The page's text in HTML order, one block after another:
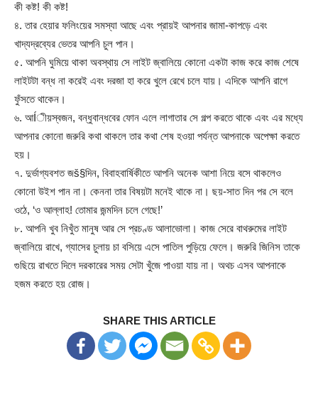
কী কষ্ট! কী কষ্ট!
৪. তার হেয়ার ফলিংয়ের সমস্যা আছে এবং প্রায়ই আপনার জামা-কাপড়ে এবং
খাদ্যদ্রব্যের ভেতর আপনি চুল পান।
৫. আপনি ঘুমিয়ে থাকা অবস্থায় সে লাইট জ্বালিয়ে কোনো একটা কাজ করে কাজ শেষে
লাইটটা বন্ধ না করেই এবং দরজা হা করে খুলে রেখে চলে যায়। এদিকে আপনি রাগে
ফুঁসতে থাকেন।
৬. আÍীয়স্বজন, বন্ধুবান্ধবের ফোন এলে লাগাতার সে গল্প করতে থাকে এবং এর মধ্যে
আপনার কোনো জরুরি কথা থাকলে তার কথা শেষ হওয়া পর্যন্ত আপনাকে অপেক্ষা করতে
হয়।
৭. দুর্ভাগ্যবশত জš§দিন, বিবাহবার্ষিকীতে আপনি অনেক আশা নিয়ে বসে থাকলেও
কোনো উইশ পান না। কেননা তার বিষয়টা মনেই থাকে না। ছয়-সাত দিন পর সে বলে
ওঠে, ‘ও আল্লাহ! তোমার জন্মদিন চলে গেছে!’
৮. আপনি খুব নিখুঁত মানুষ আর সে প্রচণ্ড আলাভোলা। কাজ সেরে বাথরুমের লাইট
জ্বালিয়ে রাখে, গ্যাসের চুলায় চা বসিয়ে এসে পাতিল পুড়িয়ে ফেলে। জরুরি জিনিস তাকে
গুছিয়ে রাখতে দিলে দরকারের সময় সেটা খুঁজে পাওয়া যায় না। অথচ এসব আপনাকে
হজম করতে হয় রোজ।
SHARE THIS ARTICLE